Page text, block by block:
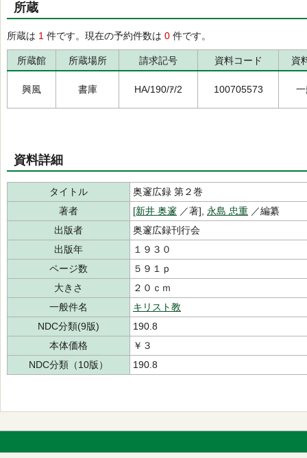
所蔵
所蔵は 1 件です。現在の予約件数は 0 件です。
所蔵館 所蔵場所 請求記号 資料コード 資
興風 書庫 HA/190/ｱ/2 100705573
資料詳細
タイトル
奥邃広録 第２巻
著者
[新井 奥邃 ／著], 永島 忠重 ／編纂
出版者
奥邃広録刊行会
出版年
１９３０
ページ数
５９１ｐ
大きさ
２０ｃｍ
一般件名
キリスト教
NDC分類(9版)
190.8
本体価格
￥３
NDC分類（10版）
190.8